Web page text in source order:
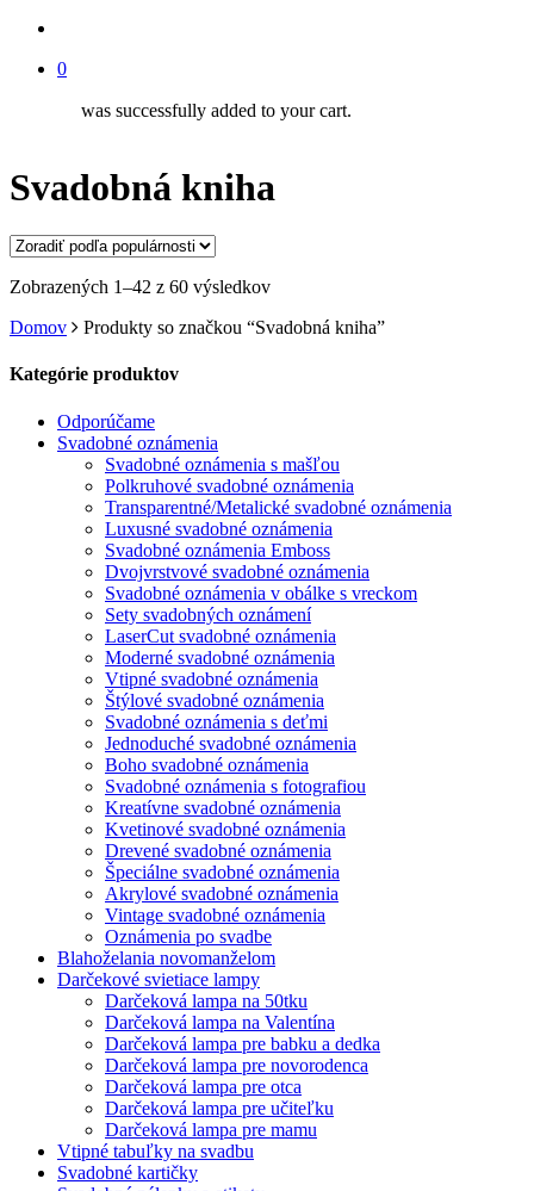
0
was successfully added to your cart.
Svadobná kniha
Zobrazených 1–42 z 60 výsledkovZoradené
popularity
Domov Produkty so značkou “Svadobná kniha”
Kategórie produktov
Odporúčame
Svadobné oznámenia
Svadobné oznámenia s mašľou
Polkruhové svadobné oznámenia
Transparentné/Metalické svadobné oznámenia
Luxusné svadobné oznámenia
Svadobné oznámenia Emboss
Dvojvrstvové svadobné oznámenia
Svadobné oznámenia v obálke s vreckom
Sety svadobných oznámení
LaserCut svadobné oznámenia
Moderné svadobné oznámenia
Vtipné svadobné oznámenia
Štýlové svadobné oznámenia
Svadobné oznámenia s deťmi
Jednoduché svadobné oznámenia
Boho svadobné oznámenia
Svadobné oznámenia s fotografiou
Kreatívne svadobné oznámenia
Kvetinové svadobné oznámenia
Drevené svadobné oznámenia
Špeciálne svadobné oznámenia
Akrylové svadobné oznámenia
Vintage svadobné oznámenia
Oznámenia po svadbe
Blahoželania novomanželom
Darčekové svietiace lampy
Darčeková lampa na 50tku
Darčeková lampa na Valentína
Darčeková lampa pre babku a dedka
Darčeková lampa pre novorodenca
Darčeková lampa pre otca
Darčeková lampa pre učiteľku
Darčeková lampa pre mamu
Vtipné tabuľky na svadbu
Svadobné kartičky